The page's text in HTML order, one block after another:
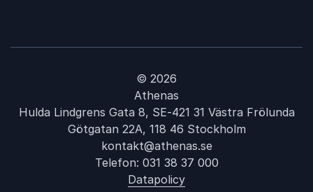
© 2026
Athenas
Hulda Lindgrens Gata 8, SE-421 31 Västra Frölunda
Götgatan 22A, 118 46 Stockholm
kontakt@athenas.se
Telefon: 031 38 37 000
Datapolicy